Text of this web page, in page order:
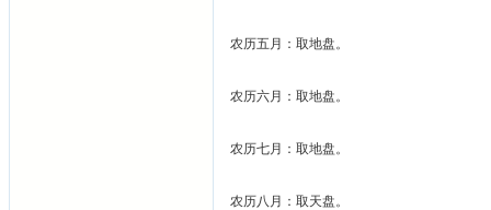
农历五月：取地盘。
农历六月：取地盘。
农历七月：取地盘。
农历八月：取天盘。